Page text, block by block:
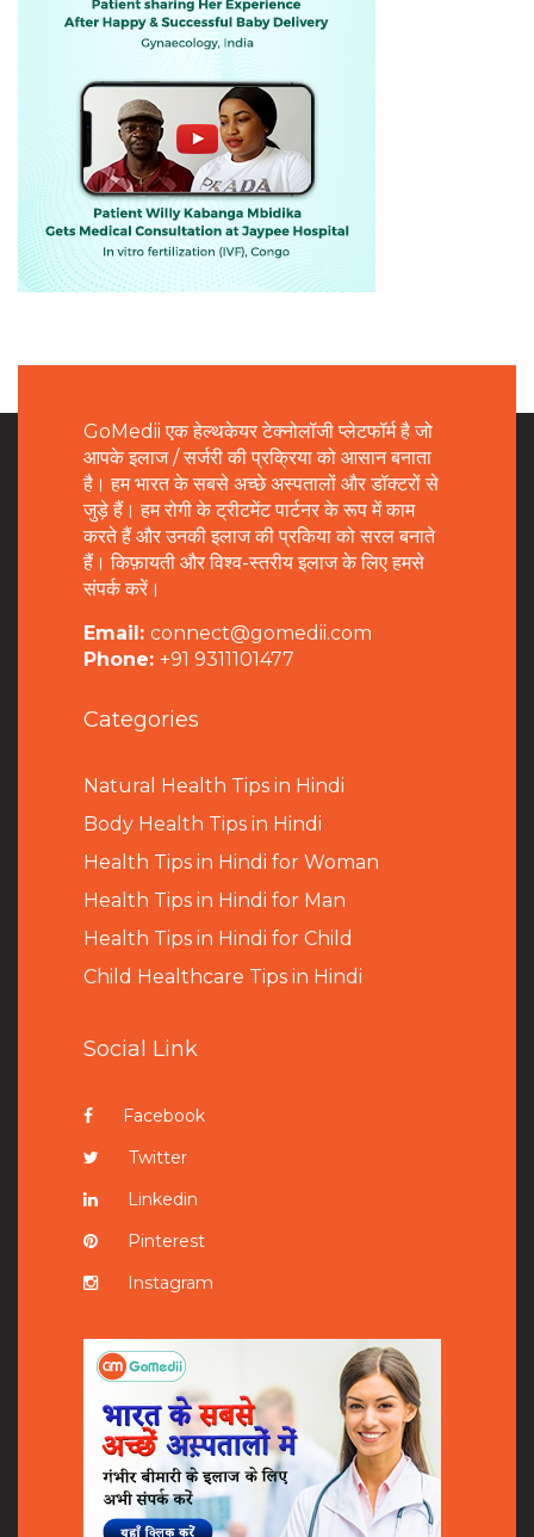
GoMedii एक हेल्थकेयर टेक्नोलॉजी प्लेटफॉर्म है जो
आपके इलाज / सर्जरी की प्रक्रिया को आसान बनाता
है। हम भारत के सबसे अच्छे अस्पतालों और डॉक्टरों से
जुड़े हैं। हम रोगी के ट्रीटमेंट पार्टनर के रूप में काम
करते हैं और उनकी इलाज की प्रकिया को सरल बनाते
हैं। किफ़ायती और विश्व-स्तरीय इलाज के लिए हमसे
संपर्क करें।
Email: connect@gomedii.com
Phone: +91 9311101477
Categories
Natural Health Tips in Hindi
Body Health Tips in Hindi
Health Tips in Hindi for Woman
Health Tips in Hindi for Man
Health Tips in Hindi for Child
Child Healthcare Tips in Hindi
Social Link
Facebook
Twitter
Linkedin
Pinterest
Instagram